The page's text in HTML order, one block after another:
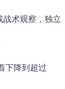
术观察，独立
下降到超过